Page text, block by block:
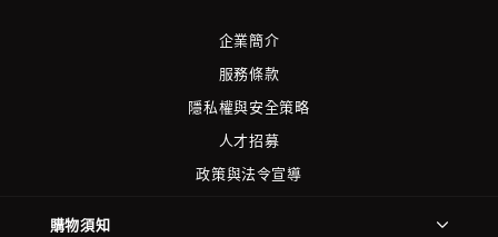
企業簡介
服務條款
隱私權與安全策略
人才招募
政策與法令宣導
購物須知